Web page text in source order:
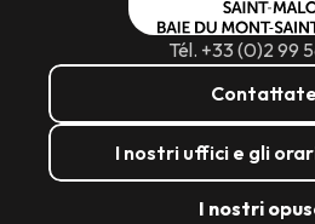
Tél. +33 (0)2 99
I nostri uffici e gli
I nostri